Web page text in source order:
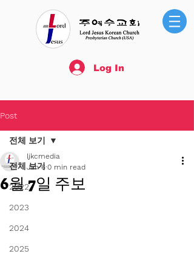
Log In
Post
전체 보기
2022
2023
2024
2025
전체 보기
6월 7일 주보
ljkcmedia
Jun 6 0 min read